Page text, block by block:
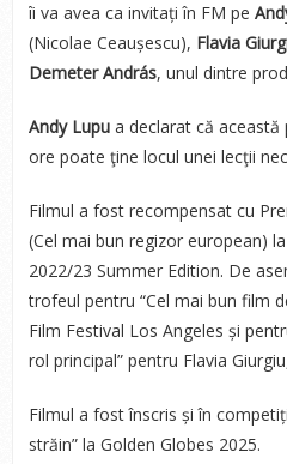
îi va avea ca invitați în FM pe
(Nicolae Ceaușescu), Flavia
Demeter András, unul dintre
Andy Lupua declarat că această
ore poate ţine locul unei lecţii
Filmul a fost recompensat cu
(Cel mai bun regizor european)
2022/23 Summer Edition. De
trofeul pentru “Cel mai bun film
Film Festival Los Angeles și
rol principal” pentru Flavia
Filmul a fost înscris și în
străin” la Golden Globes 2025.